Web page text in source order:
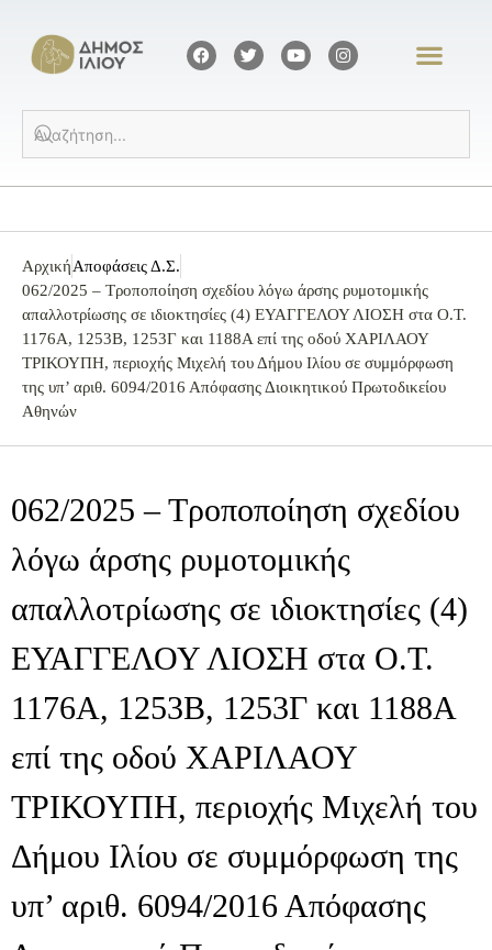
ΑρχικήΑποφάσεις Δ.Σ.
062/2025 – Tροποποίηση σχεδίου λόγω άρσης ρυμοτομικής
απαλλοτρίωσης σε ιδιοκτησίες (4) ΕΥΑΓΓΕΛΟΥ ΛΙΟΣΗ στα Ο.Τ.
1176Α, 1253Β, 1253Γ και 1188Α επί της οδού ΧΑΡΙΛΑΟΥ
ΤΡΙΚΟΥΠΗ, περιοχής Μιχελή του Δήμου Ιλίου σε συμμόρφωση
της υπ’ αριθ. 6094/2016 Απόφασης Διοικητικού Πρωτοδικείου
Αθηνών
062/2025 – Tροποποίηση σχεδίου
λόγω άρσης ρυμοτομικής
απαλλοτρίωσης σε ιδιοκτησίες (4)
ΕΥΑΓΓΕΛΟΥ ΛΙΟΣΗ στα Ο.Τ.
1176Α, 1253Β, 1253Γ και 1188Α
επί της οδού ΧΑΡΙΛΑΟΥ
ΤΡΙΚΟΥΠΗ, περιοχής Μιχελή του
Δήμου Ιλίου σε συμμόρφωση της
υπ’ αριθ. 6094/2016 Απόφασης